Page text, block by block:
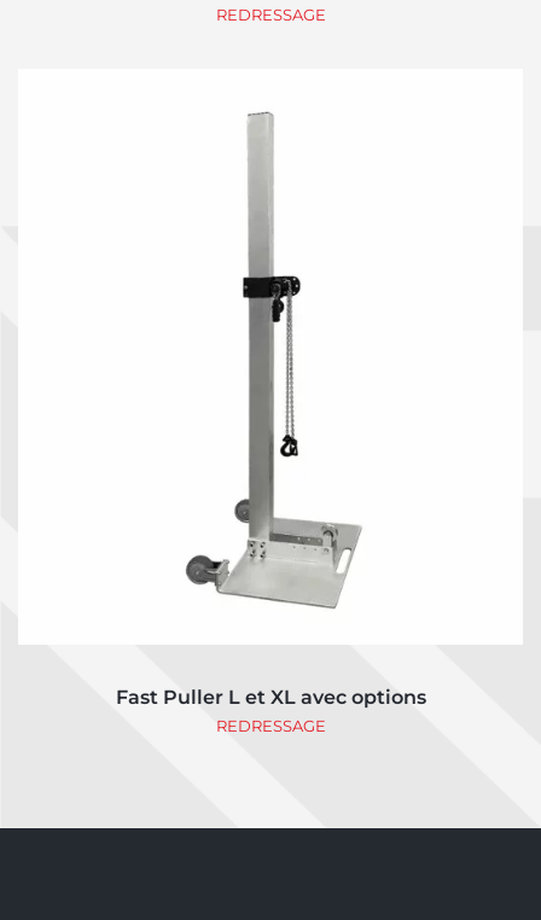
REDRESSAGE
Fast Puller L et XL avec options
REDRESSAGE